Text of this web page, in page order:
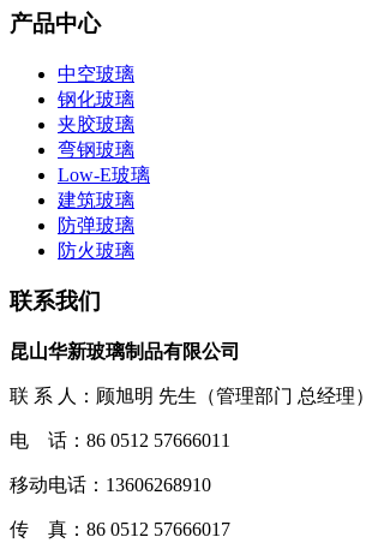
产品中心
中空玻璃
钢化玻璃
夹胶玻璃
弯钢玻璃
Low-E玻璃
建筑玻璃
防弹玻璃
防火玻璃
联系我们
昆山华新玻璃制品有限公司
联 系 人：顾旭明 先生（管理部门 总经理）
电 话：86 0512 57666011
移动电话：13606268910
传 真：86 0512 57666017